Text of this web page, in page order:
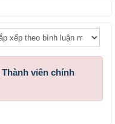
Thành viên chính